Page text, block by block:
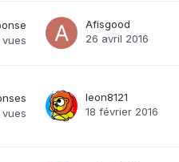
vues
Afisgood
26 avril 2016
vues
leon8121
18 février 2016